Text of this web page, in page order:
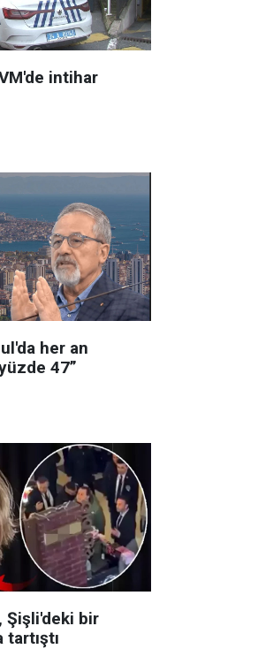
intihar
her an
47”
Şişli'deki bir
tartıştı